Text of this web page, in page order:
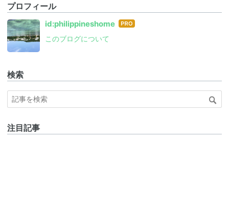
プロフィール
id:philippineshome はて
このブログについて
検索
注目記事